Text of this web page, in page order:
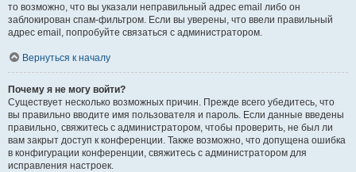
то возможно, что вы указали неправильный адрес email либо он
заблокирован спам-фильтром. Если вы уверены, что ввели правильный
адрес email, попробуйте связаться с администратором.
Вернуться к началу
Почему я не могу войти?
Существует несколько возможных причин. Прежде всего убедитесь, что
вы правильно вводите имя пользователя и пароль. Если данные введены
правильно, свяжитесь с администратором, чтобы проверить, не был ли
вам закрыт доступ к конференции. Также возможно, что допущена ошибка
в конфигурации конференции, свяжитесь с администратором для
исправления настроек.